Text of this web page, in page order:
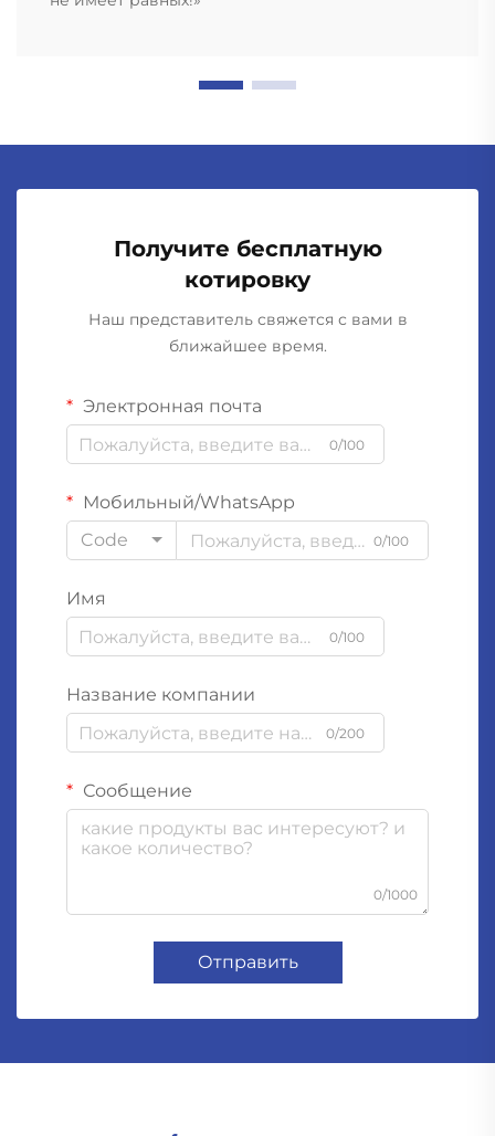
Получите бесплатную
котировку
Наш представитель свяжется с вами в
ближайшее время.
Электронная почта
0/100
Мобильный/WhatsApp
Code
0/100
Имя
0/100
Название компании
0/200
Сообщение
0/1000
Отправить